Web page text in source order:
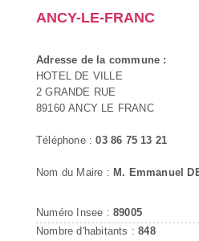
ANCY-LE-FRANC
Adresse de la commune :
HOTEL DE VILLE
2 GRANDE RUE
89160 ANCY LE FRANC
Téléphone :03 86 75 13 21
Nom du Maire : M. Emmanuel
Numéro Insee : 89005
Nombre d'habitants :848